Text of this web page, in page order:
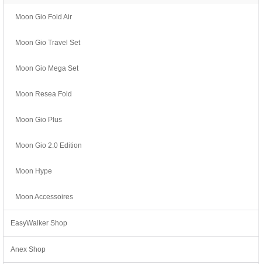
Moon Gio Fold Air
Moon Gio Travel Set
Moon Gio Mega Set
Moon Resea Fold
Moon Gio Plus
Moon Gio 2.0 Edition
Moon Hype
Moon Accessoires
EasyWalker Shop
Anex Shop